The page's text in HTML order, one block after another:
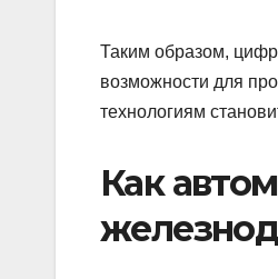
Таким образом,
возможности для
технологиям
Как